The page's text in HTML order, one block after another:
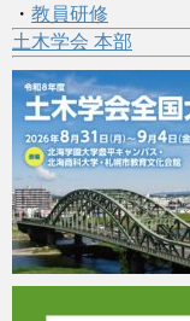
・ 教員研修
土木学会 本部